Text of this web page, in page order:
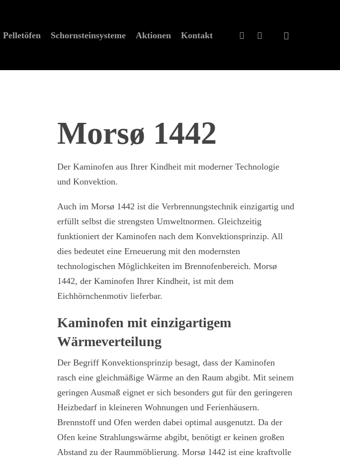
Pelletöfen Schornstein­systeme Aktionen Kontakt
Morsø 1442
Der Kaminofen aus Ihrer Kindheit mit moderner Technologie
und Konvektion.
Auch im Morsø 1442 ist die Verbrennungstechnik einzigartig und
erfüllt selbst die strengsten Umweltnormen. Gleichzeitig
funktioniert der Kaminofen nach dem Konvektionsprinzip. All
dies bedeutet eine Erneuerung mit den modernsten
technologischen Möglichkeiten im Brennofenbereich. Morsø
1442, der Kaminofen Ihrer Kindheit, ist mit dem
Eichhörnchenmotiv lieferbar.
Kaminofen mit einzigartigem
Wärmeverteilung
Der Begriff Konvektionsprinzip besagt, dass der Kaminofen
rasch eine gleichmäßige Wärme an den Raum abgibt. Mit seinem
geringen Ausmaß eignet er sich besonders gut für den geringeren
Heizbedarf in kleineren Wohnungen und Ferienhäusern.
Brennstoff und Ofen werden dabei optimal ausgenutzt. Da der
Ofen keine Strahlungswärme abgibt, benötigt er keinen großen
Abstand zu der Raummöblierung. Morsø 1442 ist eine kraftvolle